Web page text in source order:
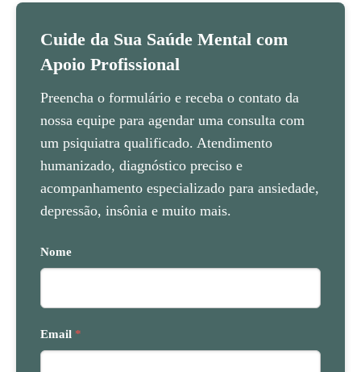
Cuide da Sua Saúde Mental com
Apoio Profissional
Preencha o formulário e receba o contato da
nossa equipe para agendar uma consulta com
um psiquiatra qualificado. Atendimento
humanizado, diagnóstico preciso e
acompanhamento especializado para ansiedade,
depressão, insônia e muito mais.
Nome
Email *